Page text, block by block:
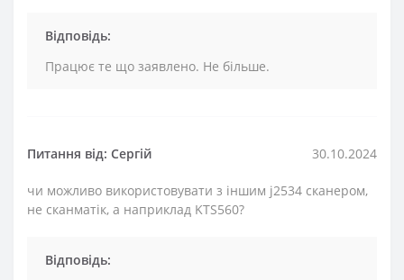
Відповідь:
Працює те що заявлено. Не більше.
Питання від: Сергій 30.10.2024
чи можливо використовувати з іншим j2534 сканером,
не сканматік, а наприклад KTS560?
Відповідь: